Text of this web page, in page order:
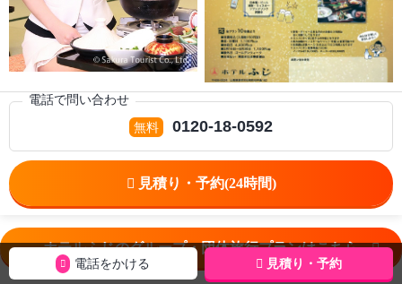
電話で問い合わせ
0120-18-0592
ホテルふじのグループ・団体旅行プランはこちら
電話をかける